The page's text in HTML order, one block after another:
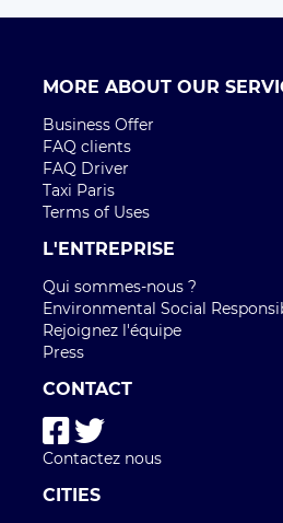
MORE ABOUT OUR
Business Offer
FAQ clients
FAQ Driver
Taxi Paris
Terms of Uses
L'ENTREPRISE
Qui sommes-nous ?
Environmental Social
Rejoignez l'équipe
Press
CONTACT
Contactez nous
CITIES